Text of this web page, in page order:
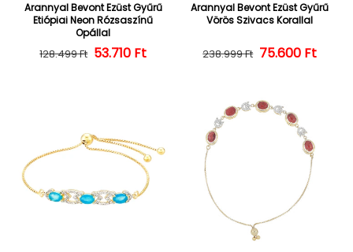
Arannyal Bevont Ezüst Gyűrű
Etiópiai Neon Rózsaszínű
Opállal
Normál ár
128.499 Ft Kedvezményes ár
53.710 Ft
Arannyal Bevont Ezüst Gyűrű
Vörös Szivacs Korallal
Normál ár
238.999 Ft 75.600 Ft